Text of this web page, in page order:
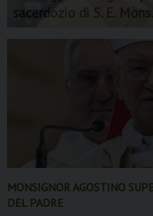
sacerdozio di S. E.
MONSIGNOR AGOSTINO
DEL PADRE